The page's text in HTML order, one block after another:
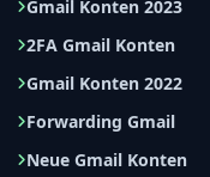
Gmail Konten 2023
2FA Gmail Konten
Gmail Konten 2022
Forwarding Gmail
Neue Gmail Konten